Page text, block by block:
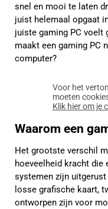
snel en mooi te laten
juist helemaal opgaat
juiste gaming PC voelt
maakt een gaming PC
computer?
Voor het
moeten
Klik hier om je
Waarom een
Het grootste verschil
hoeveelheid kracht die
systemen zijn
losse grafische kaart,
ontworpen zijn voor